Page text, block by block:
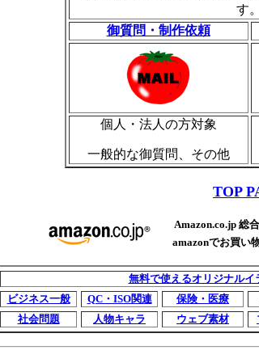
す。
御質問・制作依頼
個人・法人の方対象
一般的な御質問、その他
TOP
Amazon.co.jp 総
amazonでお買
無料で使えるオリジナル
ビジネス一般
QC・ISO関連 保険・医療
社会問題
人物キャラ ウェブ素材